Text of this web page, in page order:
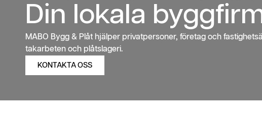
Din lokala
MABO Bygg & Plåt hjälper privatpersoner, företag och
takarbeten och plåtslageri.
KONTAKTA OSS